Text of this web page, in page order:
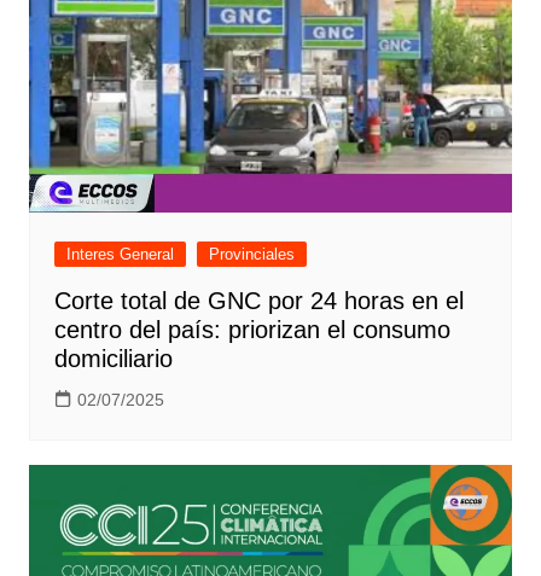
Interes General Provinciales
Corte total de GNC por 24 horas en el
centro del país: priorizan el consumo
domiciliario
02/07/2025